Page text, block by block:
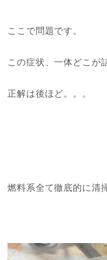
ここで問題です。
この症状、一体どこが
正解は後ほど。。。
燃料系全て徹底的に清